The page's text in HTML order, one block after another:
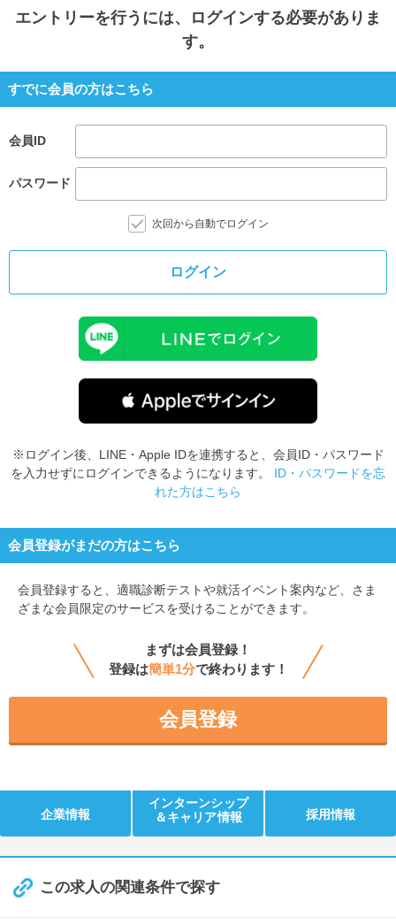
エントリーを行うには、ログインする必要がありま
す。
すでに会員の方はこちら
会員ID
パスワード
次回から自動でログイン
ログイン
※ログイン後、LINE・Apple IDを連携すると、会員ID・パスワード
を入力せずにログインできるようになります。 ID・パスワードを忘
れた方はこちら
会員登録がまだの方はこちら
会員登録すると、 適職診断テストや就活イベント案内など、さま
ざまな会員限定のサービスを受けることができます。
まずは会員登録！
登録は簡単1分で終わります！
会員登録
企業情報
インターンシップ
＆キャリア情報
採用情報
この求人の関連条件で探す